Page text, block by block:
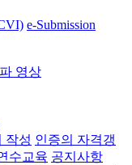
e-Submission
영상
작성 인증의 자격갱
수교육 공지사항